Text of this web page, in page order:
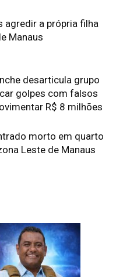
agredir a própria filha
Manaus
desarticula grupo
golpes com falsos
R$ 8 milhões
morto em quarto
Leste de Manaus